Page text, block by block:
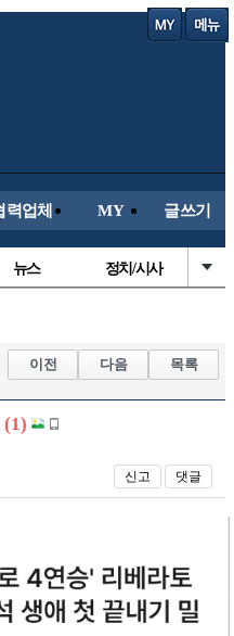
력업체 MY 글쓰기
뉴스 정치/시사
해외축구
국내축구
이전 다음 목록
(1)
신고 댓글